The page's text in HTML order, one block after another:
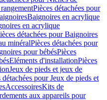
Pièces détachées pour
Baignoires en acrylique
en acrylique
détachées pour Baignoires
minéralPièces détachées pour
pour bébésPièces
Eléments d'installationPièces
Jeux de pieds et jeux de
détachées pour Jeux de pieds et
AccessoiresKits de
aux appareils pour